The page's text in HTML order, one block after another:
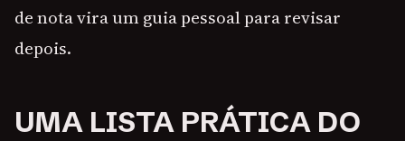
de nota vira um guia pessoal para revisar
depois.
UMA LISTA PRÁTICA DO